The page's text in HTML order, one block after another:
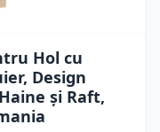
Hol cu
Design
și Raft,